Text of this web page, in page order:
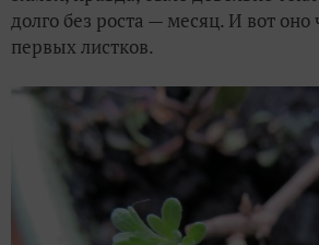
долго без роста — месяц. И вот
первых листков.